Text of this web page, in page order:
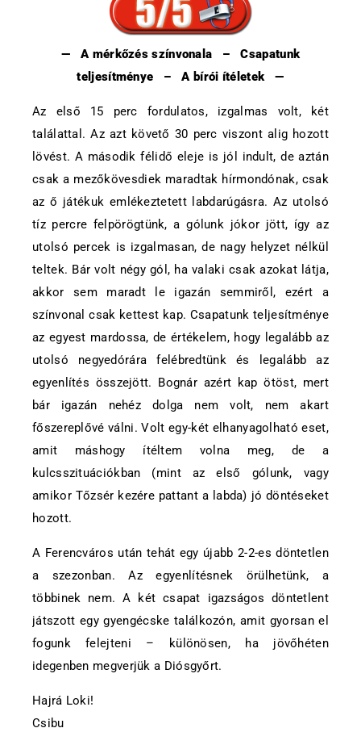
— A mérkőzés színvonala – Csapatunk
teljesítménye – A bírói ítéletek —
Az első 15 perc fordulatos, izgalmas volt, két
találattal. Az azt követő 30 perc viszont alig hozott
lövést. A második félidő eleje is jól indult, de aztán
csak a mezőkövesdiek maradtak hírmondónak, csak
az ő játékuk emlékeztetett labdarúgásra. Az utolsó
tíz percre felpörögtünk, a gólunk jókor jött, így az
utolsó percek is izgalmasan, de nagy helyzet nélkül
teltek. Bár volt négy gól, ha valaki csak azokat látja,
akkor sem maradt le igazán semmiről, ezért a
színvonal csak kettest kap. Csapatunk teljesítménye
az egyest mardossa, de értékelem, hogy legalább az
utolsó negyedórára felébredtünk és legalább az
egyenlítés összejött. Bognár azért kap ötöst, mert
bár igazán nehéz dolga nem volt, nem akart
főszereplővé válni. Volt egy-két elhanyagolható eset,
amit máshogy ítéltem volna meg, de a
kulcsszituációkban (mint az első gólunk, vagy
amikor Tőzsér kezére pattant a labda) jó döntéseket
hozott.
A Ferencváros után tehát egy újabb 2-2-es döntetlen
a szezonban. Az egyenlítésnek örülhetünk, a
többinek nem. A két csapat igazságos döntetlent
játszott egy gyengécske találkozón, amit gyorsan el
fogunk felejteni – különösen, ha jövőhéten
idegenben megverjük a Diósgyőrt.
Hajrá Loki!
Csibu